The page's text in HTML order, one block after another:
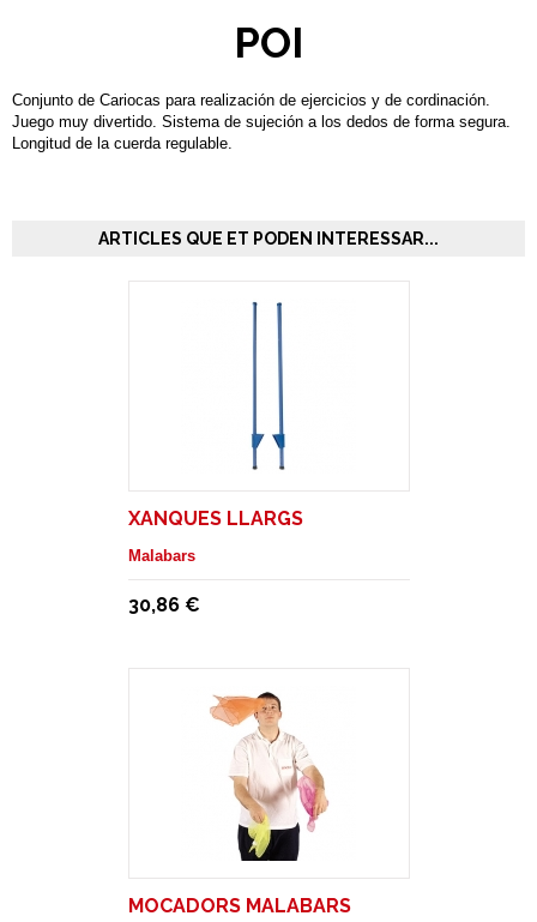
POI
Conjunto de Cariocas para realización de ejercicios y de cordinación.
Juego muy divertido. Sistema de sujeción a los dedos de forma segura.
Longitud de la cuerda regulable.
ARTICLES QUE ET PODEN INTERESSAR...
XANQUES LLARGS
Malabars
30,86 €
MOCADORS MALABARS